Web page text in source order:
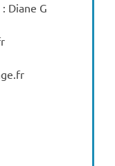
Diane G